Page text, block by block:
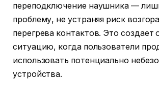
переподключение наушника —
проблему, не устраняя риск
перегрева контактов. Это создает
ситуацию, когда пользователи
использовать потенциально
устройства.